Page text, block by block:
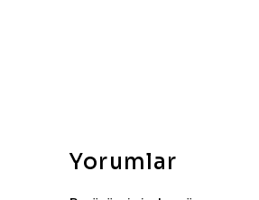
Yorumlar